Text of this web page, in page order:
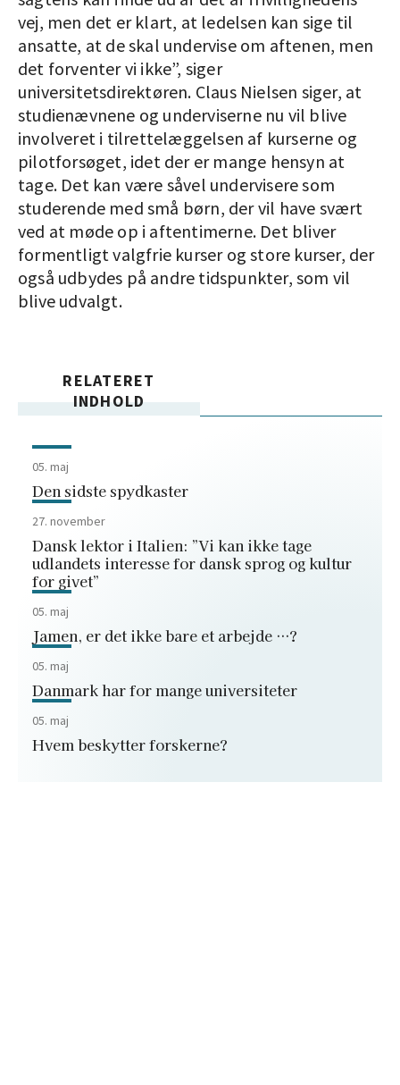
vej, men det er klart, at ledelsen kan sige til
ansatte, at de skal undervise om aftenen, men
det forventer vi ikke”, siger
universitetsdirektøren. Claus Nielsen siger, at
studienævnene og underviserne nu vil blive
involveret i tilrettelæggelsen af kurserne og
pilotforsøget, idet der er mange hensyn at
tage. Det kan være såvel undervisere som
studerende med små børn, der vil have svært
ved at møde op i aftentimerne. Det bliver
formentligt valgfrie kurser og store kurser, der
også udbydes på andre tidspunkter, som vil
blive udvalgt.
RELATERET
INDHOLD
05. maj
Den sidste spydkaster
27. november
Dansk lektor i Italien: ”Vi kan ikke tage
udlandets interesse for dansk sprog og kultur
for givet”
05. maj
Jamen, er det ikke bare et arbejde …?
05. maj
Danmark har for mange universiteter
05. maj
Hvem beskytter forskerne?